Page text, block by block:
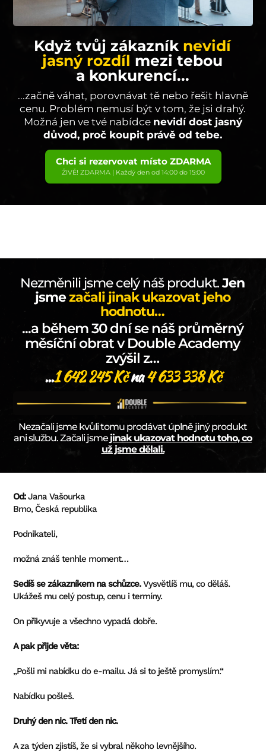
Když tvůj zákazník nevidí
jasný rozdíl mezi tebou
a konkurencí...
...začně váhat, porovnávat tě nebo řešit hlavně
cenu. Problém nemusí být v tom, že jsi drahý.
Možná jen ve tvé nabídce nevidí dost jasný
důvod, proč koupit právě od tebe.
Chci si rezervovat místo ZDARMA
ŽIVĚ! ZDARMA | Každý den od 14:00 do 15:00
Nezměnili jsme celý náš produkt.Jen
jsmezačali jinak ukazovat jeho
hodnotu…
...a během 30 dní se náš průměrný
měsíční obrat v Double Academy
zvýšil z…
...1 642 245 Kčna4 633 338 Kč
Nezačali jsme kvůli tomu prodávat úplně jiný produkt
ani službu. Začali jsme jinak ukazovat hodnotu toho, co
už jsme dělali.
Od:Jana Vašourka
Brno, Česká republika
Podnikateli,
možná znáš tenhle moment…
Sedíš se zákazníkem na schůzce.Vysvětlíš mu, co děláš.
Ukážeš mu celý postup, cenu i termíny.
On přikyvuje a všechno vypadá dobře.
A pak přijde věta:
„Pošli mi nabídku do e-mailu. Já si to ještě promyslím.“
Nabídku pošleš.
Druhý den nic. Třetí den nic.
A za týden zjistíš, že si vybral někoho levnějšího.